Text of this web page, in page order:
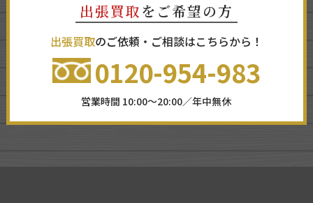
出張買取 をご希望の方
出張買取のご依頼・ご相談はこちらから！
0120-954-983
営業時間 10:00～20:00／年中無休